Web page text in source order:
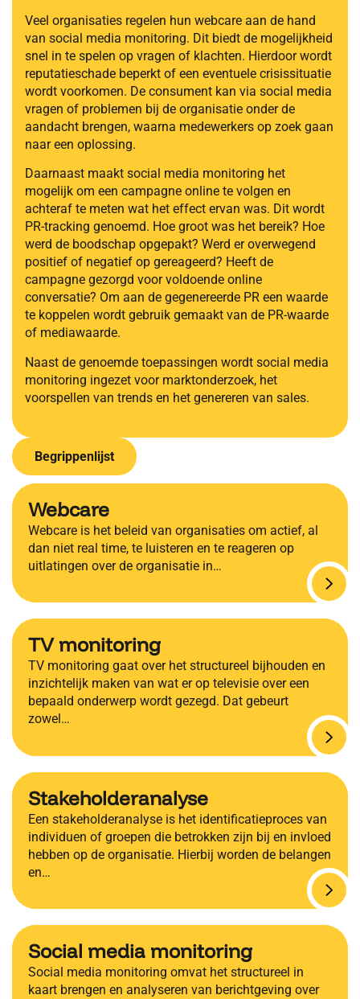
Veel organisaties regelen hun webcare aan de hand
van social media monitoring. Dit biedt de mogelijkheid
snel in te spelen op vragen of klachten. Hierdoor wordt
reputatieschade beperkt of een eventuele crisissituatie
wordt voorkomen. De consument kan via social media
vragen of problemen bij de organisatie onder de
aandacht brengen, waarna medewerkers op zoek gaan
naar een oplossing.
Daarnaast maakt social media monitoring het
mogelijk om een campagne online te volgen en
achteraf te meten wat het effect ervan was. Dit wordt
PR-tracking genoemd. Hoe groot was het bereik? Hoe
werd de boodschap opgepakt? Werd er overwegend
positief of negatief op gereageerd? Heeft de
campagne gezorgd voor voldoende online
conversatie? Om aan de gegenereerde PR een waarde
te koppelen wordt gebruik gemaakt van de PR-waarde
of mediawaarde.
Naast de genoemde toepassingen wordt social media
monitoring ingezet voor marktonderzoek, het
voorspellen van trends en het genereren van sales.
Begrippenlijst
Webcare
Webcare is het beleid van organisaties om actief, al
dan niet real time, te luisteren en te reageren op
uitlatingen over de organisatie in…
TV monitoring
TV monitoring gaat over het structureel bijhouden en
inzichtelijk maken van wat er op televisie over een
bepaald onderwerp wordt gezegd. Dat gebeurt
zowel…
Stakeholderanalyse
Een stakeholderanalyse is het identificatieproces van
individuen of groepen die betrokken zijn bij en invloed
hebben op de organisatie. Hierbij worden de belangen
en…
Social media monitoring
Social media monitoring omvat het structureel in
kaart brengen en analyseren van berichtgeving over